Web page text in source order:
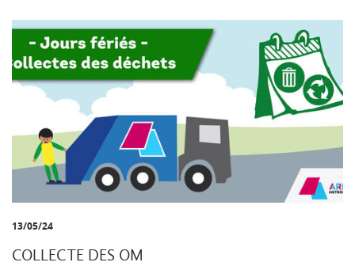
13/05/24
COLLECTE DES OM